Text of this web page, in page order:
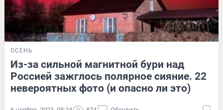
ОСЕНЬ
Из-за сильной магнитной бури над
Россией зажглось полярное сияние. 22
невероятных фото (и опасно ли это)